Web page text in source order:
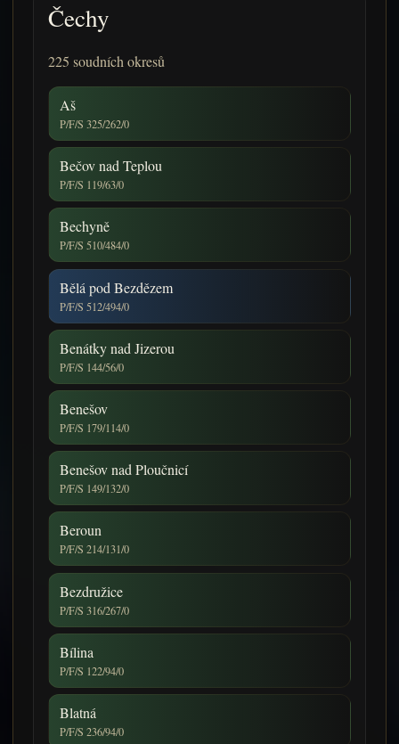
Čechy
225 soudních okresů
Aš
P/F/S 325/262/0
Bečov nad Teplou
P/F/S 119/63/0
Bechyně
P/F/S 510/484/0
Bělá pod Bezdězem
P/F/S 512/494/0
Benátky nad Jizerou
P/F/S 144/56/0
Benešov
P/F/S 179/114/0
Benešov nad Ploučnicí
P/F/S 149/132/0
Beroun
P/F/S 214/131/0
Bezdružice
P/F/S 316/267/0
Bílina
P/F/S 122/94/0
Blatná
P/F/S 236/94/0